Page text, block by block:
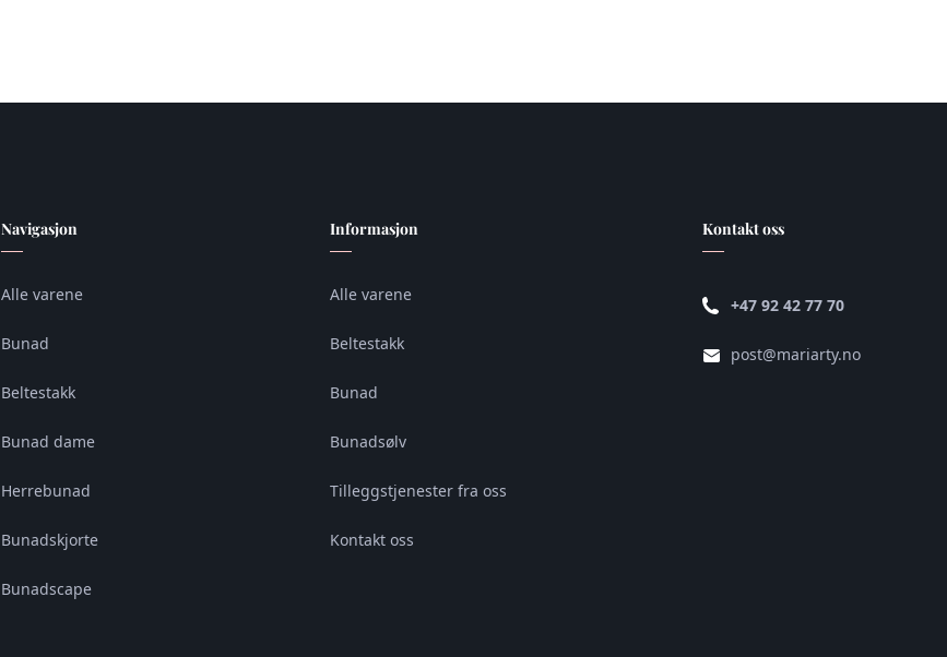
Navigasjon
Alle varene
Bunad
Beltestakk
Bunad dame
Herrebunad
Bunadskjorte
Bunadscape
Informasjon
Alle varene
Beltestakk
Bunad
Bunadsølv
Tilleggstjenester fra oss
Kontakt oss
Kontakt oss
+47 92 42 77 70
post@mariarty.no